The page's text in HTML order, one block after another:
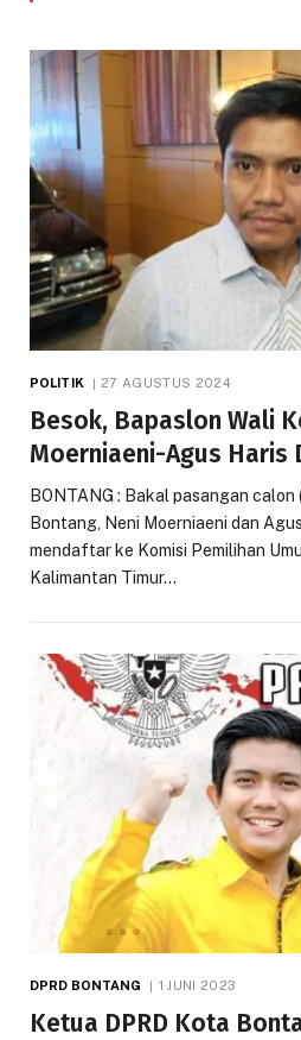
POLITIK 27 AGUSTUS 2024
Besok, Bapaslon Wali
Moerniaeni-Agus Haris
BONTANG : Bakal pasangan
Bontang, Neni Moerniaeni dan
mendaftar ke Komisi Pemilihan
Kalimantan Timur…
DPRD BONTANG 1 JUNI 2023
Ketua DPRD Kota